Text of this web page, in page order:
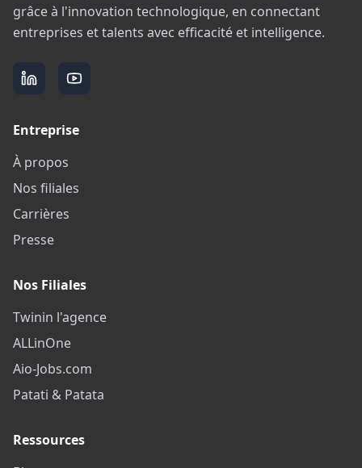
grâce à l'innovation technologique, en connectant
entreprises et talents avec efficacité et intelligence.
Entreprise
À propos
Nos filiales
Carrières
Presse
Nos Filiales
Twinin l'agence
ALLinOne
Aio-Jobs.com
Patati & Patata
Ressources